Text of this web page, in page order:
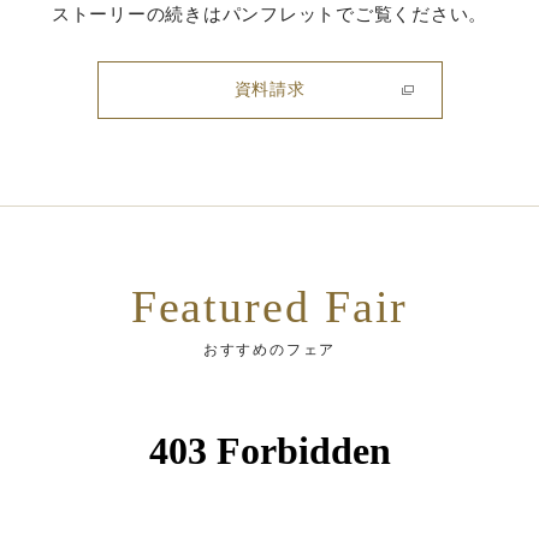
ストーリーの続きはパンフレットでご覧ください。
資料請求
Featured Fair
おすすめのフェア